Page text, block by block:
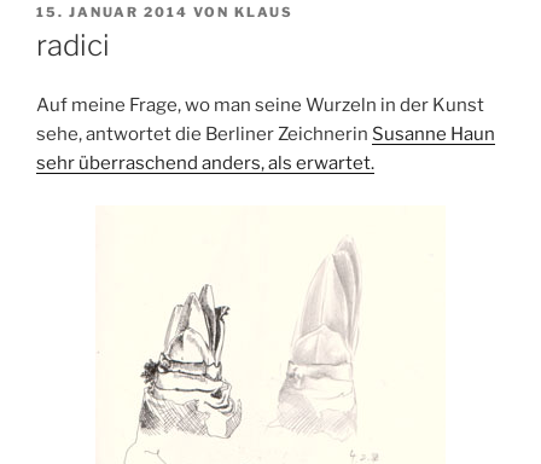
VERÖFFENTLICHT
15. JANUAR 2014 VON KLAUS
radici
Auf meine Frage, wo man seine Wurzeln in der Kunst
sehe, antwortet die Berliner Zeichnerin Susanne Haun
sehr überraschend anders, als erwartet.